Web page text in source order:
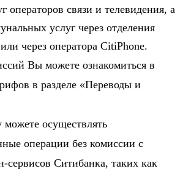
операторов связи и телевидения, а
услуг через отделения
через оператора CitiPhone.
Вы можете ознакомиться в
в разделе «Переводы и
осуществлять
операции без комиссии с
Ситибанка, таких как